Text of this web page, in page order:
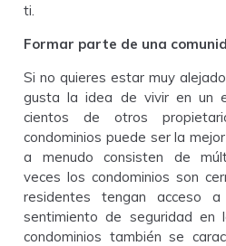
ti.
Formar parte de una
Si no quieres estar muy
gusta la idea de vivir en un
cientos de otros
condominios puede ser la
a menudo consisten de
veces los condominios son
residentes tengan acceso
sentimiento de seguridad en
condominios también se